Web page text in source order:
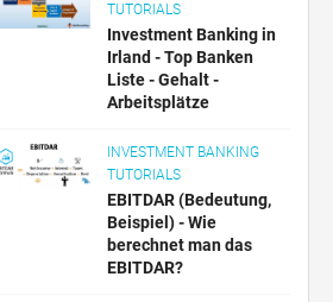
TUTORIALS
Investment Banking in
Irland - Top Banken
Liste - Gehalt -
Arbeitsplätze
INVESTMENT BANKING
TUTORIALS
EBITDAR (Bedeutung,
Beispiel) - Wie
berechnet man das
EBITDAR?